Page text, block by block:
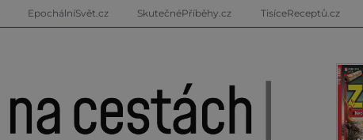
EpochálníSvět.cz SkutečnéPříběhy.cz TisíceReceptů.cz